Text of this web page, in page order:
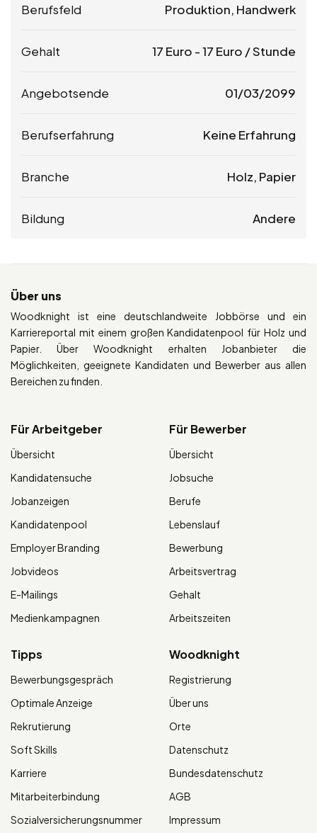
Berufsfeld Produktion, Handwerk
Gehalt 17 Euro -17 Euro / Stunde
Angebotsende 01/03/2099
Berufserfahrung Keine Erfahrung
Branche Holz, Papier
Bildung Andere
Über uns
Woodknight ist eine deutschlandweite Jobbörse und ein
Karriereportal mit einem großen Kandidatenpool für Holz und
Papier. Über Woodknight erhalten Jobanbieter die
Möglichkeiten, geeignete Kandidaten und Bewerber aus allen
Bereichen zu finden.
Für Arbeitgeber
Übersicht
Kandidatensuche
Jobanzeigen
Kandidatenpool
Employer Branding
Jobvideos
E-Mailings
Medienkampagnen
Für Bewerber
Übersicht
Jobsuche
Berufe
Lebenslauf
Bewerbung
Arbeitsvertrag
Gehalt
Arbeitszeiten
Tipps
Bewerbungsgespräch
Optimale Anzeige
Rekrutierung
Soft Skills
Karriere
Mitarbeiterbindung
Sozialversicherungsnummer
Woodknight
Registrierung
Über uns
Orte
Datenschutz
Bundesdatenschutz
AGB
Impressum